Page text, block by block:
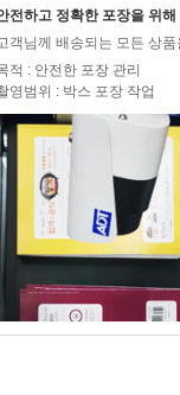
전하고 정확한 포장을 위
객님께 배송되는 모든 상
적 : 안전한 포장 관리
영범위 : 박스 포장 작업